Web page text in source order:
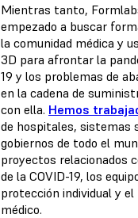
Mientras tanto,
empezado a buscar
la comunidad médica y
3D para afrontar la
19 y los problemas de
en la cadena de
con ella. Hemos
de hospitales, sistemas
gobiernos de todo el
proyectos relacionados
de la COVID-19, los
protección individual y
médico.